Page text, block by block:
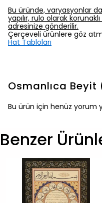
Bu üründe, varyasyonlar
yapılır, rulo olarak
adresinize gönderilir.
Çerçeveli ürünlere göz
Hat Tabloları
Osmanlıca Beyit
Bu ürün için henüz yorum
Benzer